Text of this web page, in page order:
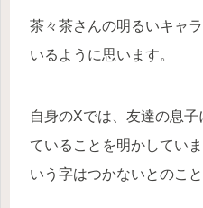
茶々茶さんの明るいキャ
いるように思います。
自身のXでは、友達の息
ていることを明かしてい
いう字はつかないとのこと